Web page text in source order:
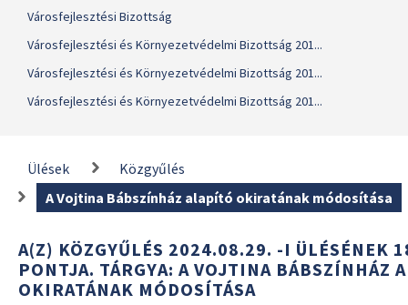
Városfejlesztési Bizottság
Városfejlesztési és Környezetvédelmi Bizottság 201...
Városfejlesztési és Környezetvédelmi Bizottság 201...
Városfejlesztési és Környezetvédelmi Bizottság 201...
Ülések
Közgyűlés
A Vojtina Bábszínház alapító okiratának módosítása
A(Z) KÖZGYŰLÉS 2024.08.29. -I ÜLÉSÉNEK
PONTJA. TÁRGYA: A VOJTINA BÁBSZÍNHÁZ
OKIRATÁNAK MÓDOSÍTÁSA